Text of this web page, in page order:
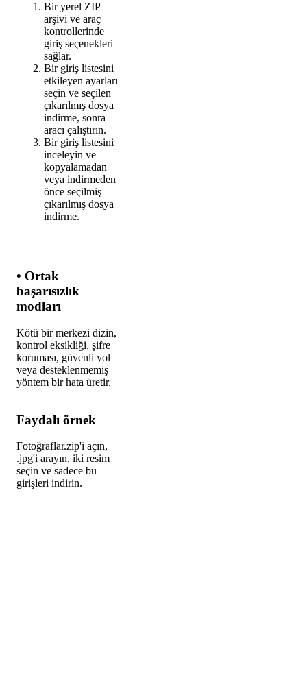
Bir yerel ZIP
arşivi ve araç
kontrollerinde
giriş seçenekleri
sağlar.
Bir giriş listesini
etkileyen ayarları
seçin ve seçilen
çıkarılmış dosya
indirme, sonra
aracı çalıştırın.
Bir giriş listesini
inceleyin ve
kopyalamadan
veya indirmeden
önce seçilmiş
çıkarılmış dosya
indirme.
• Ortak
başarısızlık
modları
Kötü bir merkezi dizin,
kontrol eksikliği, şifre
koruması, güvenli yol
veya desteklenmemiş
yöntem bir hata üretir.
Faydalı örnek
Fotoğraflar.zip'i açın,
.jpg'i arayın, iki resim
seçin ve sadece bu
girişleri indirin.